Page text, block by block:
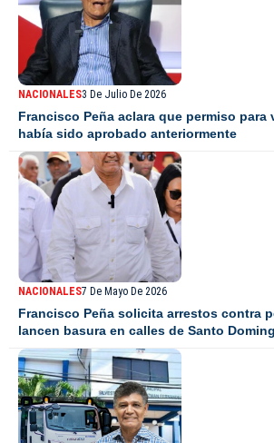
NACIONALES3 De Julio De 2026
Francisco Peña aclara que permiso para
había sido aprobado anteriormente
NACIONALES7 De Mayo De 2026
Francisco Peña solicita arrestos contra
lancen basura en calles de Santo